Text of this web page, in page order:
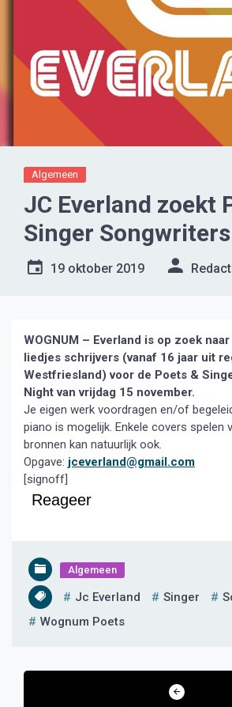
Algemeen
JC Everland zoekt
Singer Songwriters
19 oktober 2019
WOGNUM – Everland is op zoek
liedjes schrijvers (vanaf 16 jaar uit
Westfriesland) voor de Poets &
Night van vrijdag 15 november.
Je eigen werk voordragen en/of
piano is mogelijk. Enkele covers spelen
bronnen kan natuurlijk ook.
Opgave: jceverland@gmail.com
[signoff]
Reageer
Algemeen
Jc Everland Singer
Wognum Poets
Bericht